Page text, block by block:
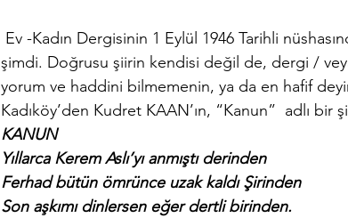
şimdi. Doğrusu şiirin kendisi değil de, dergi /
yorum ve haddini bilmemenin, ya da en hafif
Kadıköy’den Kudret KAAN’ın, “Kanun”  adlı
KANUN
Yıllarca Kerem Aslı’yı anmıştı derinden
Ferhad bütün ömrünce uzak kaldı Şirinden
Son aşkımı dinlersen eğer dertli birinden.